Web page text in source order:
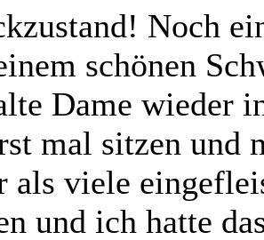
Noch
schönen
Dame wieder
mal sitzen und
als viele
und ich hatte